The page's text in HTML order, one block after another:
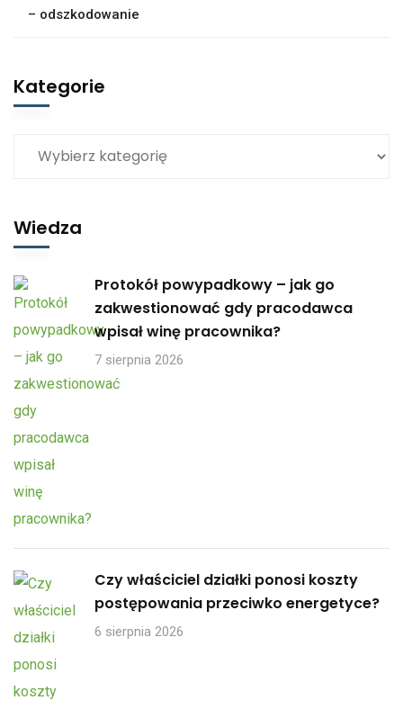
– odszkodowanie
Kategorie
Wiedza
Protokół powypadkowy – jak go
zakwestionować gdy pracodawca
wpisał winę pracownika?
7 sierpnia 2026
Czy właściciel działki ponosi koszty
postępowania przeciwko energetyce?
6 sierpnia 2026